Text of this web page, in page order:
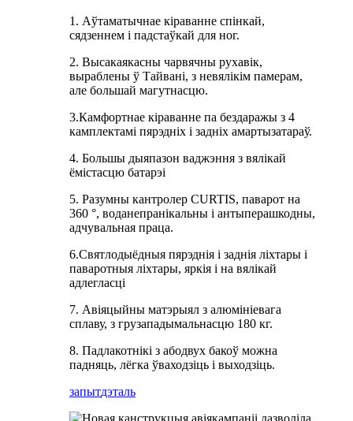
1. Аўтаматычнае кіраванне спінкай,
сядзеннем і падстаўкай для ног.
2. Высакаякасны чарвячны рухавік,
выраблены ў Тайвані, з невялікім памерам,
але большай магутнасцю.
3.Камфортнае кіраванне па бездаражы з 4
камплектамі пярэдніх і задніх амартызатараў.
4. Большы дыяпазон ваджэння з вялікай
ёмістасцю батарэі
5. Разумны кантролер CURTIS, паварот на
360 °, воданепранікальны і антыперашкодны,
адчувальная праца.
6.Святлодыёдныя пярэднія і заднія ліхтары і
паваротныя ліхтары, яркія і на вялікай
адлегласці
7. Авіяцыйны матэрыял з алюмініевага
сплаву, з грузападымальнасцю 180 кг.
8. Падлакотнікі з абодвух бакоў можна
падняць, лёгка ўваходзіць і выходзіць.
запытдэталь